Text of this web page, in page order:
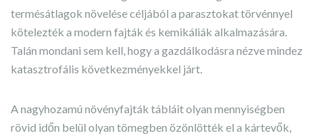
termésátlagok növelése céljából a parasztokat törvénnyel
kötelezték a modern fajták és kemikáliák alkalmazására.
Talán mondani sem kell, hogy a gazdálkodásra nézve mindez
katasztrofális következményekkel járt.
A nagyhozamú növényfajták tábláit olyan mennyiségben
rövid időn belül olyan tömegben özönlötték el a kártevők,